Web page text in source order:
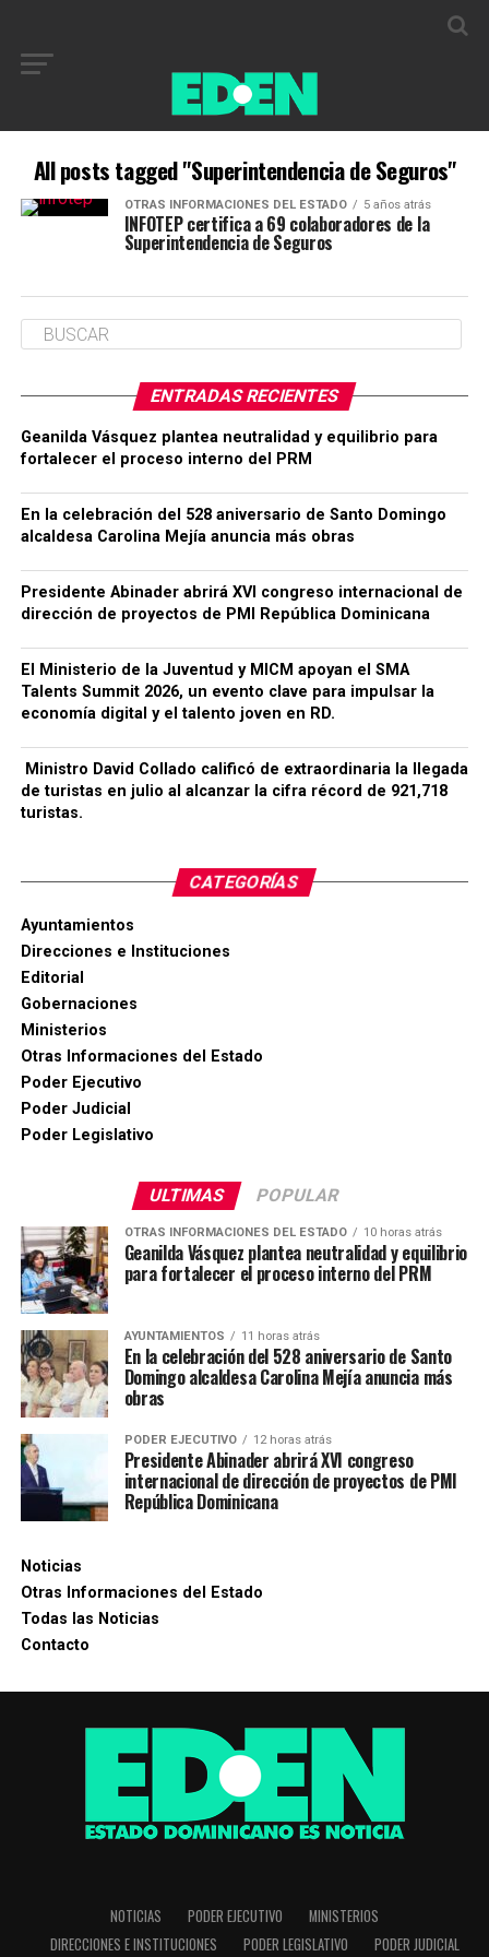
All posts tagged "Superintendencia de Seguros"
OTRAS INFORMACIONES DEL ESTADO 5 años atrás
INFOTEP certifica a 69 colaboradores de la
Superintendencia de Seguros
ENTRADAS RECIENTES
Geanilda Vásquez plantea neutralidad y equilibrio para
fortalecer el proceso interno del PRM
En la celebración del 528 aniversario de Santo Domingo
alcaldesa Carolina Mejía anuncia más obras
Presidente Abinader abrirá XVI congreso internacional de
dirección de proyectos de PMI República Dominicana
El Ministerio de la Juventud y MICM apoyan el SMA
Talents Summit 2026, un evento clave para impulsar la
economía digital y el talento joven en RD.
Ministro David Collado calificó de extraordinaria la llegada
de turistas en julio al alcanzar la cifra récord de 921,718
turistas.
CATEGORÍAS
Ayuntamientos
Direcciones e Instituciones
Editorial
Gobernaciones
Ministerios
Otras Informaciones del Estado
Poder Ejecutivo
Poder Judicial
Poder Legislativo
ULTIMAS POPULAR
OTRAS INFORMACIONES DEL ESTADO 10 horas atrás
Geanilda Vásquez plantea neutralidad y equilibrio
para fortalecer el proceso interno del PRM
AYUNTAMIENTOS 11 horas atrás
En la celebración del 528 aniversario de Santo
Domingo alcaldesa Carolina Mejía anuncia más
obras
PODER EJECUTIVO 12 horas atrás
Presidente Abinader abrirá XVI congreso
internacional de dirección de proyectos de PMI
República Dominicana
Noticias
Otras Informaciones del Estado
Todas las Noticias
Contacto
NOTICIAS PODER EJECUTIVO
MINISTERIOS
DIRECCIONES E INSTITUCIONES
PODER LEGISLATIVO PODER JUDICIAL